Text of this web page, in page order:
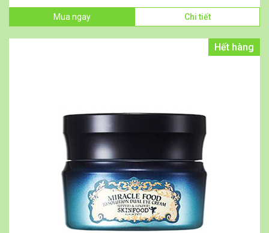
Mua ngay Chi tiết
Hết hàng